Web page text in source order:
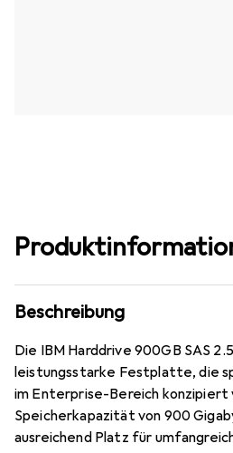
Beschreibung
Die IBM Harddrive 900GB SAS
leistungsstarke Festplatte, die
im Enterprise-Bereich konzipiert
Speicherkapazität von 900
ausreichend Platz für